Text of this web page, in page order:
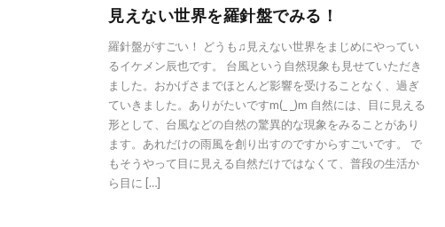
見えない世界を羅針盤でみる！
羅針盤がすごい！ どうも♫見えない世界をまじめにやってい
るイケメン辰也です。 台風という自然現象も見せていただき
ました。おかげさまでほとんど影響を受けることなく、過ぎ
ていきました。ありがたいですm(_ _)m 自然には、目に見える
形として、台風などの自然の驚異的な現象をみることがあり
ます。あれだけの雨風を創り出すのですからすごいです。 で
もそうやって目に見える自然だけではなくて、普段の生活か
ら目に […]